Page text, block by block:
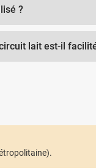
?
lait est-il